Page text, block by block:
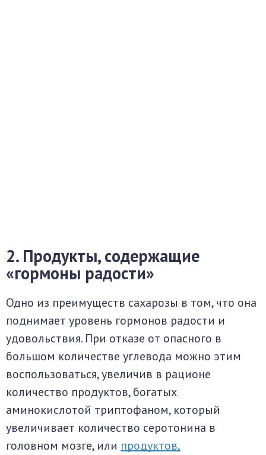
2. Продукты, содержащие
«гормоны радости»
Одно из преимуществ сахарозы в том, что она
поднимает уровень гормонов радости и
удовольствия. При отказе от опасного в
большом количестве углевода можно этим
воспользоваться, увеличив в рационе
количество продуктов, богатых
аминокислотой триптофаном, который
увеличивает количество серотонина в
головном мозге, или продуктов,